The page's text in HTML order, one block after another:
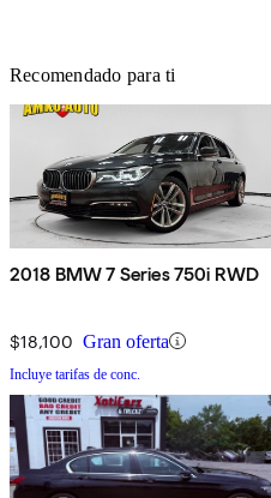
Recomendado para ti
2018 BMW 7 Series 750i RWD
$18,100 Gran oferta
Incluye tarifas de conc.